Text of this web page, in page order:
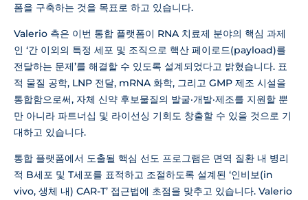
폼을 구축하는 것을 목표로 하고 있습니다.
Valerio 측은 이번 통합 플랫폼이 RNA 치료제 분야의 핵심 과제
인 ‘간 이외의 특정 세포 및 조직으로 핵산 페이로드(payload)를
전달하는 문제’를 해결할 수 있도록 설계되었다고 밝혔습니다. 표
적 물질 공학, LNP 전달, mRNA 화학, 그리고 GMP 제조 시설을
통합함으로써, 자체 신약 후보물질의 발굴·개발·제조를 지원할 뿐
만 아니라 파트너십 및 라이선싱 기회도 창출할 수 있을 것으로 기
대하고 있습니다.
통합 플랫폼에서 도출될 핵심 선도 프로그램은 면역 질환 내 병리
적 B세포 및 T세포를 표적하고 조절하도록 설계된 ‘인비보(in
vivo, 생체 내) CAR-T’ 접근법에 초점을 맞추고 있습니다. Valerio